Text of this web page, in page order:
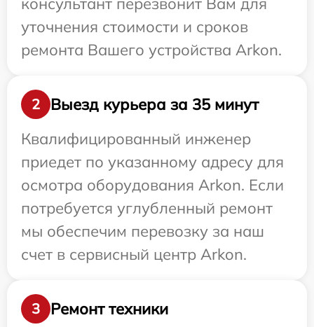
уточнения стоимости и сроков
ремонта Вашего устройства Arkon.
2
Выезд курьера за 35 минут
Квалифицированный инженер
приедет по указанному адресу для
осмотра оборудования Arkon. Если
потребуется углубленный ремонт
мы обеспечим перевозку за наш
счет в сервисный центр Arkon.
3 Ремонт техники